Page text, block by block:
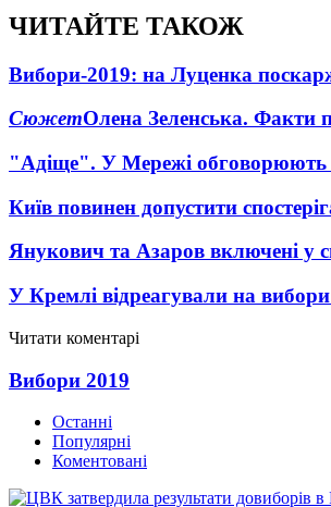
ЧИТАЙТЕ ТАКОЖ
Вибори-2019: на Луценка
СюжетОлена Зеленська. Факти
"Адіще". У Мережі обговорюють
Київ повинен допустити
Янукович та Азаров включені у
У Кремлі відреагували на вибори
Читати коментарі
Вибори 2019
Останні
Популярні
Коментовані